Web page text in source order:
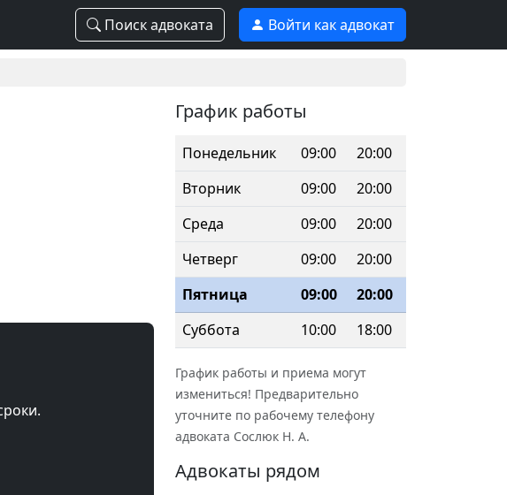
Поиск адвоката Войти как адвокат
График работы
Понедельник 09:00
20:00
Вторник
09:00
20:00
Среда
09:00
20:00
Четверг
09:00
20:00
Пятница
09:00
20:00
Суббота
10:00 18:00
График работы и приема могут
измениться! Предварительно
уточните по рабочему телефону
адвоката Сослюк Н. А.
Адвокаты рядом